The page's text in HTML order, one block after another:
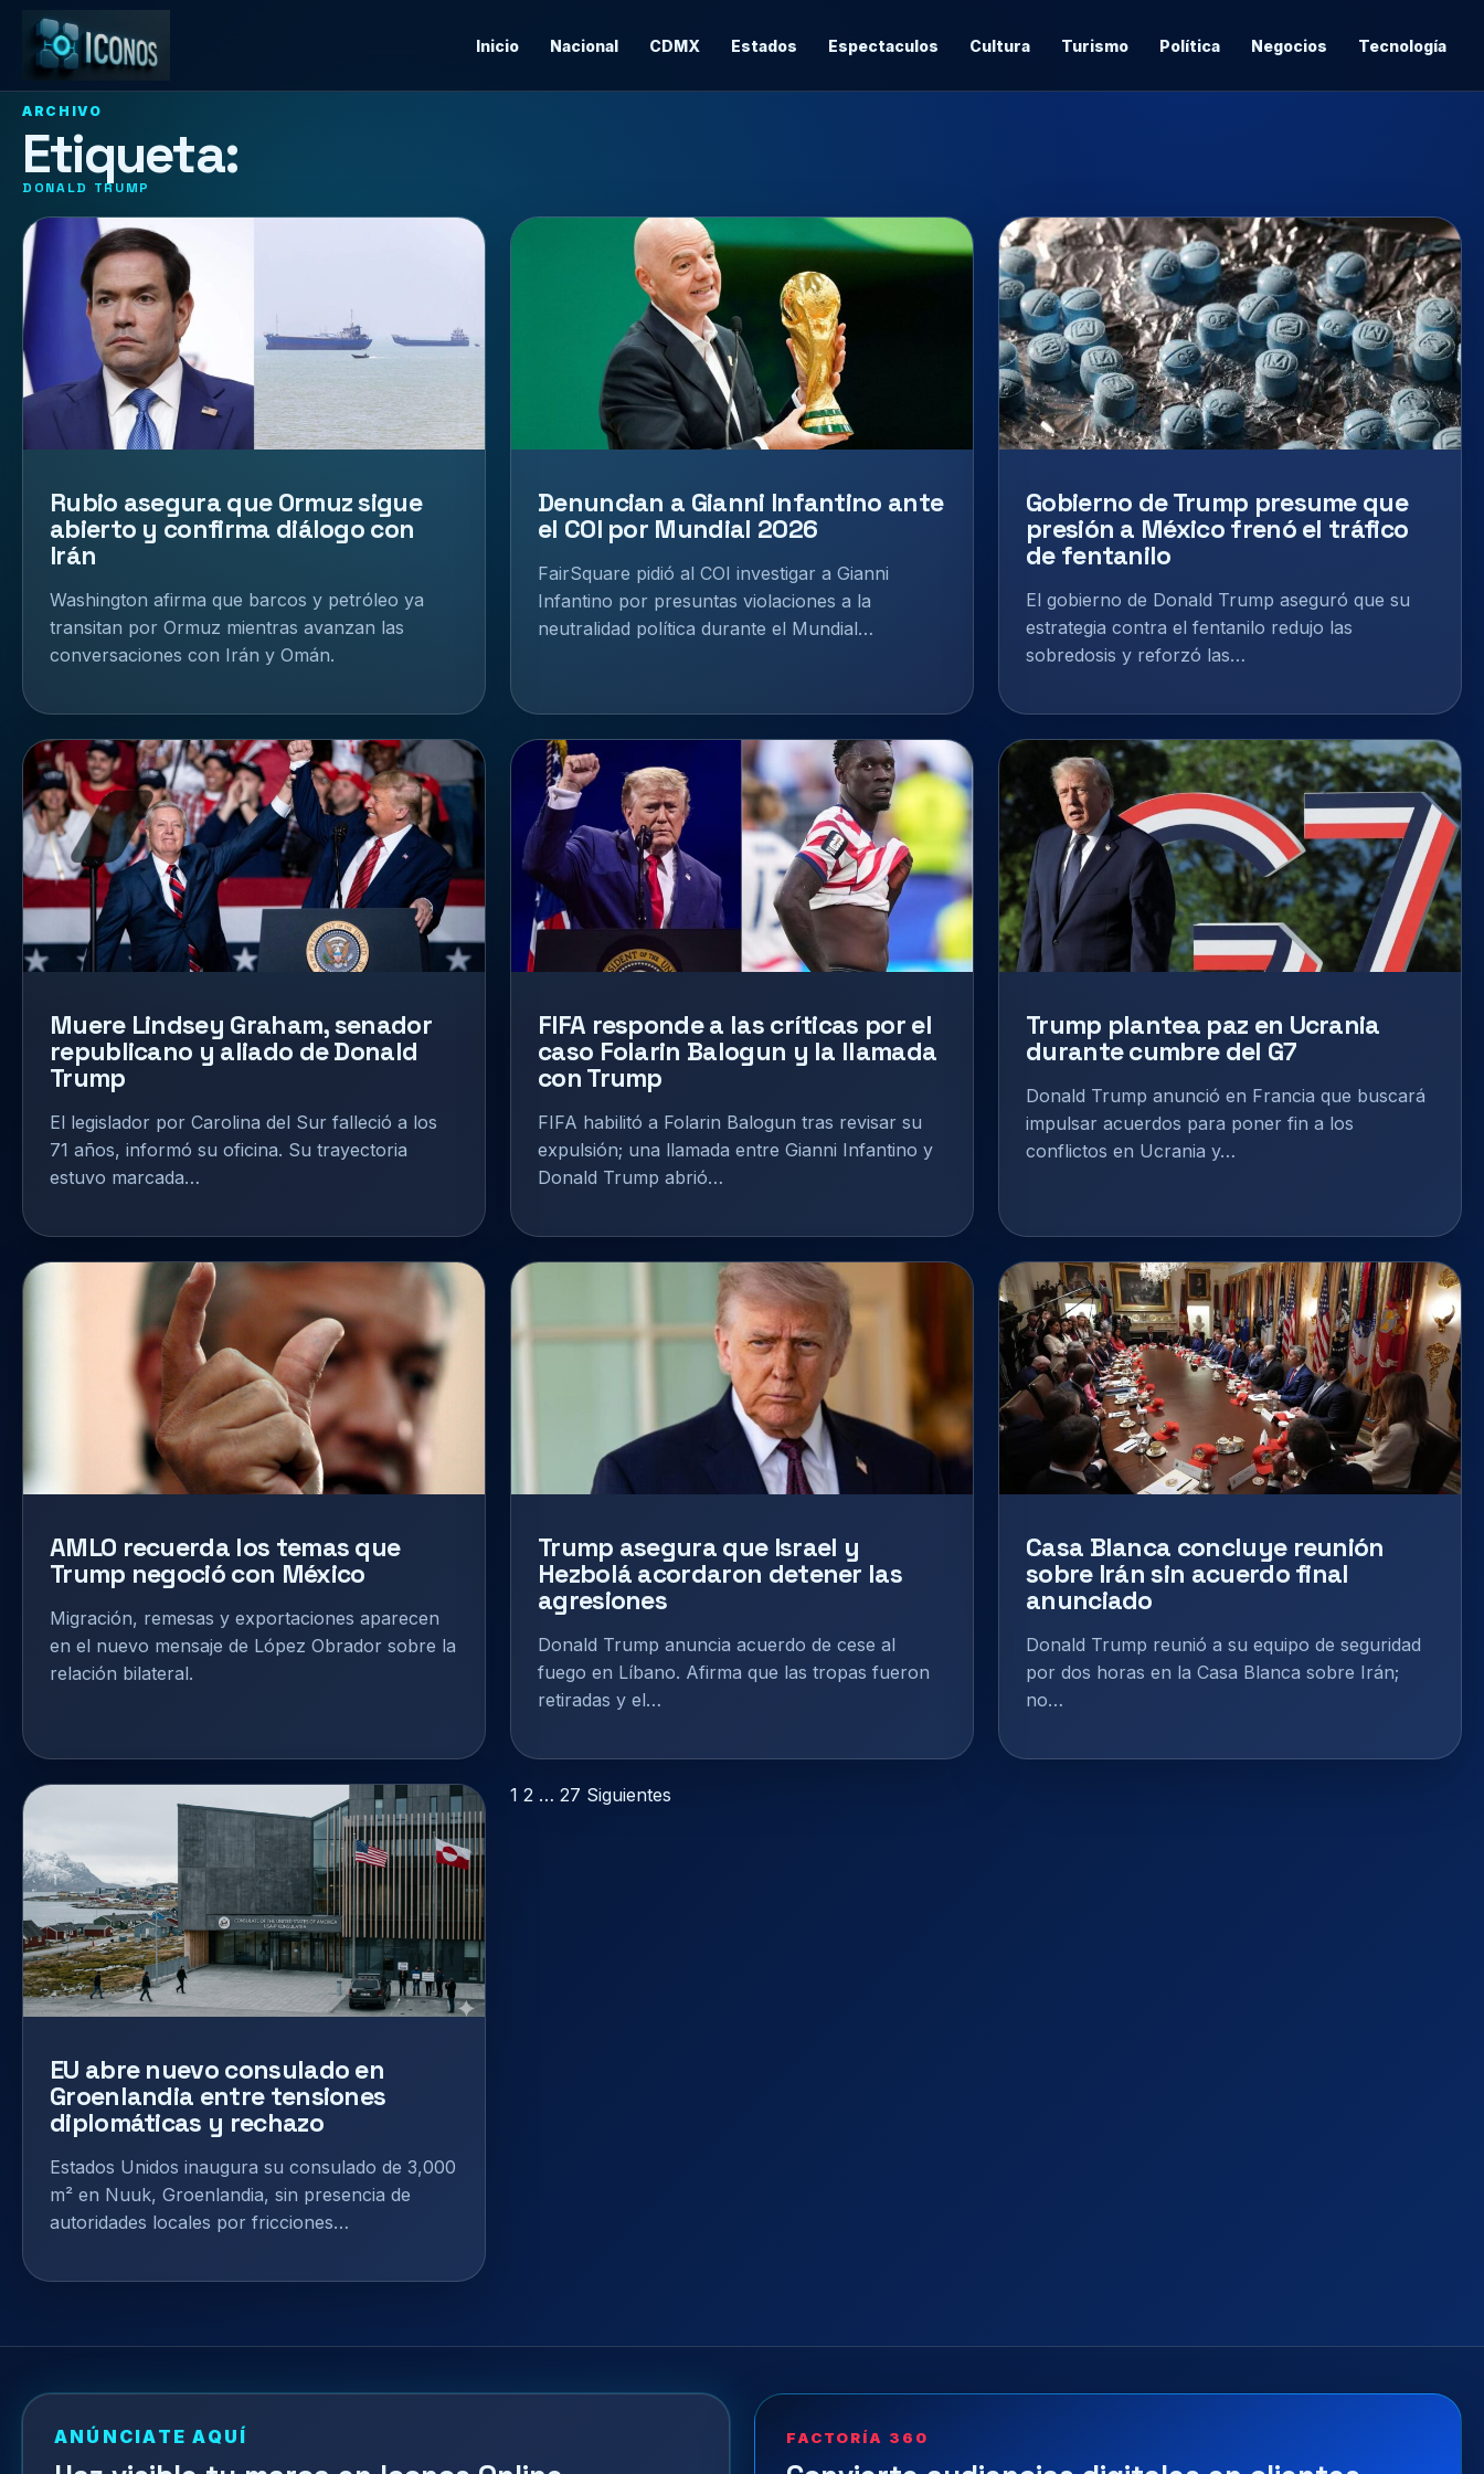
Inicio Nacional CDMX Estados Espectaculos Cultura Turismo Política Negocios Tecnología
ARCHIVO
Etiqueta:
DONALD TRUMP
Rubio asegura que Ormuz sigue
abierto y confirma diálogo con
Irán
Washington afirma que barcos y petróleo ya
transitan por Ormuz mientras avanzan las
conversaciones con Irán y Omán.
Denuncian a Gianni Infantino ante
el COI por Mundial 2026
FairSquare pidió al COI investigar a Gianni
Infantino por presuntas violaciones a la
neutralidad política durante el Mundial…
Gobierno de Trump presume que
presión a México frenó el tráfico
de fentanilo
El gobierno de Donald Trump aseguró que su
estrategia contra el fentanilo redujo las
sobredosis y reforzó las…
Muere Lindsey Graham, senador
republicano y aliado de Donald
Trump
El legislador por Carolina del Sur falleció a los
71 años, informó su oficina. Su trayectoria
estuvo marcada…
FIFA responde a las críticas por el
caso Folarin Balogun y la llamada
con Trump
FIFA habilitó a Folarin Balogun tras revisar su
expulsión; una llamada entre Gianni Infantino y
Donald Trump abrió…
Trump plantea paz en Ucrania
durante cumbre del G7
Donald Trump anunció en Francia que buscará
impulsar acuerdos para poner fin a los
conflictos en Ucrania y…
AMLO recuerda los temas que
Trump negoció con México
Migración, remesas y exportaciones aparecen
en el nuevo mensaje de López Obrador sobre la
relación bilateral.
Trump asegura que Israel y
Hezbolá acordaron detener las
agresiones
Donald Trump anuncia acuerdo de cese al
fuego en Líbano. Afirma que las tropas fueron
retiradas y el…
Casa Blanca concluye reunión
sobre Irán sin acuerdo final
anunciado
Donald Trump reunió a su equipo de seguridad
por dos horas en la Casa Blanca sobre Irán;
no…
EU abre nuevo consulado en
Groenlandia entre tensiones
diplomáticas y rechazo
Estados Unidos inaugura su consulado de 3,000
m² en Nuuk, Groenlandia, sin presencia de
autoridades locales por fricciones…
Paginación
1 2 … 27 Siguientes
ANÚNCIATE AQUÍ FACTORÍA 360